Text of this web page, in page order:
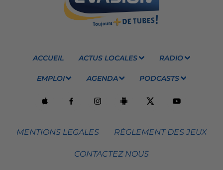
ACCUEIL ACTUS LOCALES RADIO
EMPLOI AGENDA PODCASTS
MENTIONS LEGALES RÈGLEMENT DES JEUX
CONTACTEZ NOUS